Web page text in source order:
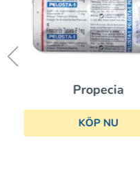
Propecia
KÖP NU